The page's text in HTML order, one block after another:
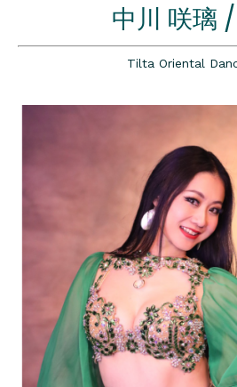
中川 咲璃
Tilta Oriental